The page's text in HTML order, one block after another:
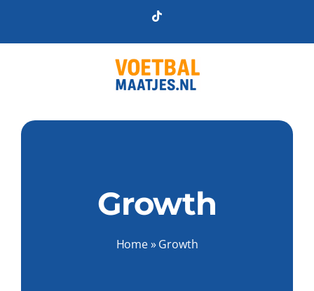
content
Tiktok
Growth
Home»Growth